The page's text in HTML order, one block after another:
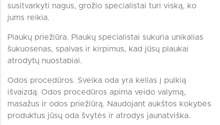
susitvarkyti nagus, grožio specialistai turi viską, ko
jums reikia.
Plaukų priežiūra. Plaukų specialistai sukuria unikalias
šukuosenas, spalvas ir kirpimus, kad jūsų plaukai
atrodytų nuostabiai.
Odos procedūros. Sveika oda yra kelias į puikią
išvaizdą. Odos procedūros apima veido valymą,
masažus ir odos priežiūrą. Naudojant aukštos kokybės
produktus jūsų oda švytės ir atrodys jaunatviška.